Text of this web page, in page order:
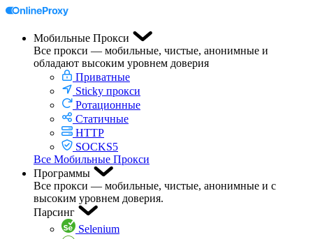
Мобильные Прокси
Все прокси — мобильные, чистые, анонимные и
обладают высоким уровнем доверия
Приватные
Sticky прокси
Ротационные
Статичные
HTTP
SOCKS5
Все Мобильные Прокси
Программы
Все прокси — мобильные, чистые, анонимные и с
высоким уровнем доверия.
Парсинг
Selenium